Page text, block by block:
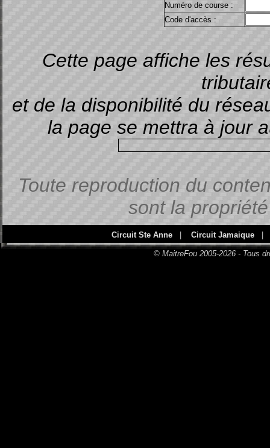
Numéro de course :
Code d'accès :
Cette page affiche les
et de la disponibilité du
la page se mettra à jour
Toute reproduction du
sont la
Circuit Ste Anne | Circuit Jamaique |
© MaitreFou 2005-2026 - Tous